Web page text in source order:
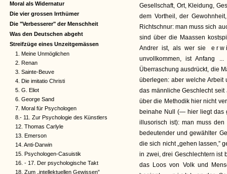
Moral als Widernatur
Die vier grossen Irrthümer
Die "Verbesserer" der Menschheit
Was den Deutschen abgeht
Streifzüge eines Unzeitgemässen
1. Meine Unmöglichen
2. Renan
3. Sainte-Beuve
4. Die imitatio Christi
5. G. Eliot
6. George Sand
7. Moral für Psychologen
8.- 11. Zur Psychologie des Künstlers
12. Thomas Carlyle
13. Emerson
14. Anti-Darwin
15. Psychologen-Casuistik
16. - 17. Der psychologische Takt
18. Zum „intellektuellen Gewissen”
Gesellschaft, Ort, Kleidung,
dem Vortheil, der
Richtschnur: man muss sich
sind über die Maassen
Andrer ist, als wer sie
unvollkommen, ist Anfang
Überraschung ausdrückt, die
überlegen: aber welche Arbeit
das männliche Geschlecht
über die Methodik hier nicht
beinahe Null (— hier liegt das
illusorisch ist): man muss den
bedeutender und gewählter
die sich nicht „gehen lassen,”
in zwei, drei Geschlechtern ist
das Loos von Volk und